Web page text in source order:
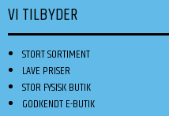
VI TILBYDER
STORT SORTIMENT
LAVE PRISER
STOR FYSISK BUTIK
GODKENDT E-BUTIK